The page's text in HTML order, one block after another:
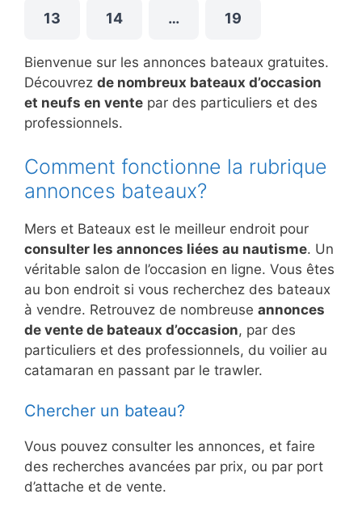
13 14 … 19
Bienvenue sur les annonces bateaux gratuites.
Découvrez de nombreux bateaux d’occasion
et neufs en vente par des particuliers et des
professionnels.
Comment fonctionne la rubrique
annonces bateaux?
Mers et Bateaux est le meilleur endroit pour
consulter les annonces liées au nautisme. Un
véritable salon de l’occasion en ligne. Vous êtes
au bon endroit si vous recherchez des bateaux
à vendre. Retrouvez de nombreuse annonces
de vente de bateaux d’occasion, par des
particuliers et des professionnels, du voilier au
catamaran en passant par le trawler.
Chercher un bateau?
Vous pouvez consulter les annonces, et faire
des recherches avancées par prix, ou par port
d’attache et de vente.